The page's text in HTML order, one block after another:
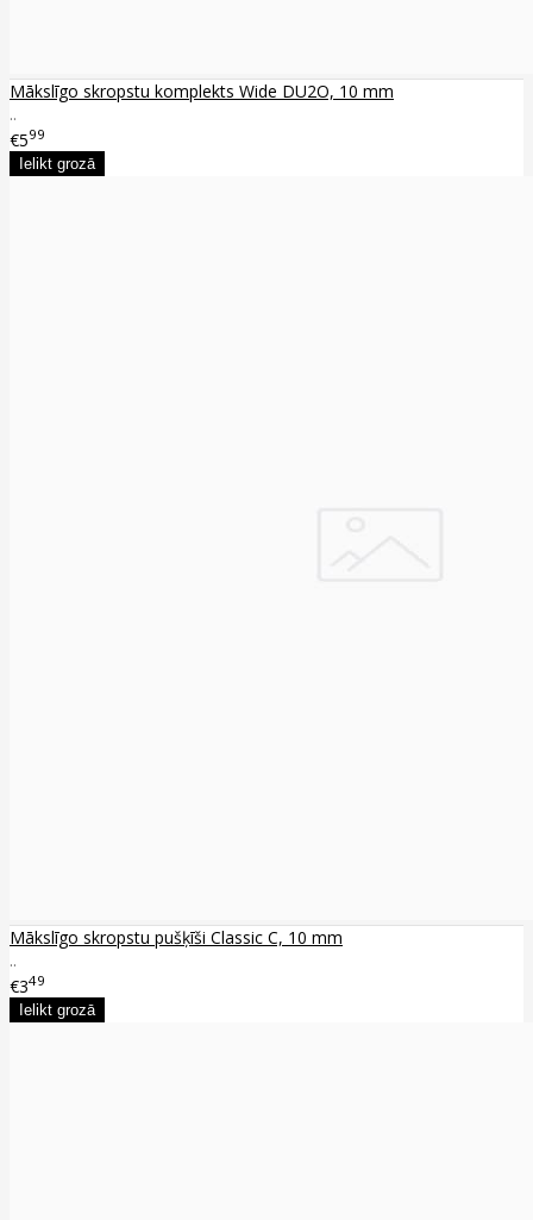
Mākslīgo skropstu komplekts Wide DU2O, 10 mm
..
€599
Mākslīgo skropstu pušķīši Classic C, 10 mm
..
€349